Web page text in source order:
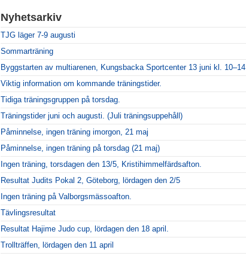
Nyhetsarkiv
TJG läger 7-9 augusti
Sommarträning
Byggstarten av multiarenen, Kungsbacka Sportcenter 13 juni kl. 10–14
Viktig information om kommande träningstider.
Tidiga träningsgruppen på torsdag.
Träningstider juni och augusti. (Juli träningsuppehåll)
Påminnelse, ingen träning imorgon, 21 maj
Påminnelse, ingen träning på torsdag (21 maj)
Ingen träning, torsdagen den 13/5, Kristihimmelfärdsafton.
Resultat Judits Pokal 2, Göteborg, lördagen den 2/5
Ingen träning på Valborgsmässoafton.
Tävlingsresultat
Resultat Hajime Judo cup, lördagen den 18 april.
Trollträffen, lördagen den 11 april